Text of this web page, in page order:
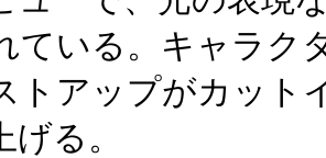
ている。キャラク
トアップがカット
る。